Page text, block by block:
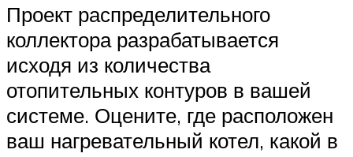
Проект распределительного
коллектора разрабатывается
исходя из количества
отопительных контуров в вашей
системе. Оцените, где расположен
ваш нагревательный котел, какой в